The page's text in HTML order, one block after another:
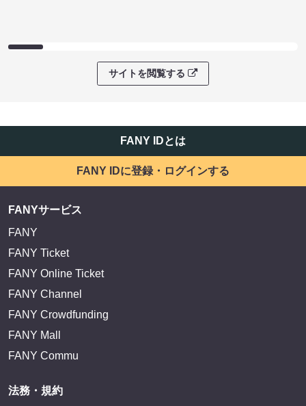
サイトを閲覧する
FANY IDとは
FANY IDに登録・ログインする
FANYサービス
FANY
FANY Ticket
FANY Online Ticket
FANY Channel
FANY Crowdfunding
FANY Mall
FANY Commu
法務・規約